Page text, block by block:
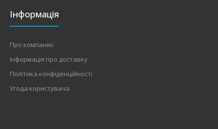
Інформація
Про компанію
Інформація про доставку
Політика конфіденційності
Угода користувача